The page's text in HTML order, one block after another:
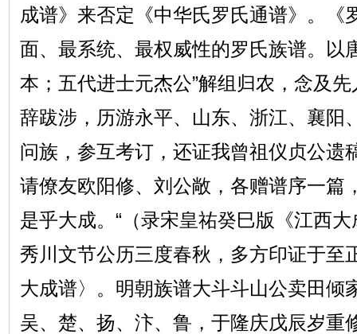
成谱》来否定《中华氏罗氏通谱》。《
面、最系统、最权威性的罗氏族谱。以
本；五代进士元杰公”解组归农，念及
辞跋涉，历游永平、山东、浙江、襄阳
问族，参互考订，还证我曾祖仪贞公遗
请僚友欧阳修、刘公敞，各赠谱序一篇
是乎大成。“（录宋皇祐癸巳版《江西
秀川文节公历三度春秋，多方印证于至
大成谱〉。明朝族谱大斗斗山公卖田倾
吴、楚、扬、汴、鲁，于隆庆戊辰岁重